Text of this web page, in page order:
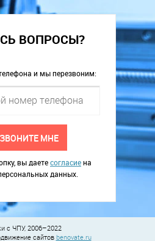
ВОПРОСЫ?
и мы перезвоним:
МНЕ
вы даетесогласиена
данных.
с ЧПУ, 2006–2022
сайтов benovate.ru